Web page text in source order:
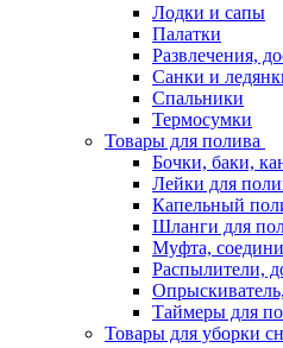
Лодки и сапы
Палатки
Развлечения,
Санки и
Спальники
Термосумки
Товары для полива
Бочки, баки,
Лейки для
Капельный
Шланги для
Муфта,
Распылители,
Таймеры для
Товары для уборки